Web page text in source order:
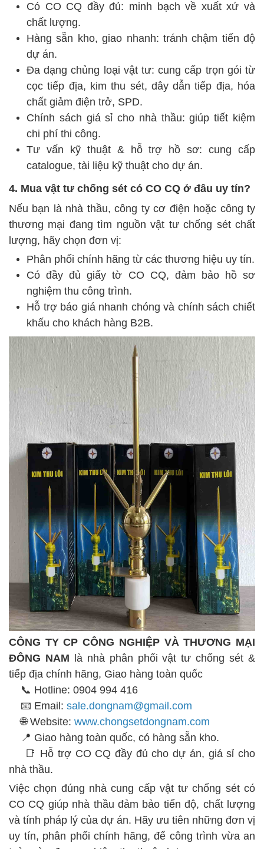
Có CO CQ đầy đủ: minh bạch về xuất xứ và
chất lượng.
Hàng sẵn kho, giao nhanh: tránh chậm tiến độ
dự án.
Đa dạng chủng loại vật tư: cung cấp trọn gói từ
cọc tiếp địa, kim thu sét, dây dẫn tiếp địa, hóa
chất giảm điện trở, SPD.
Chính sách giá sỉ cho nhà thầu: giúp tiết kiệm
chi phí thi công.
Tư vấn kỹ thuật & hỗ trợ hồ sơ: cung cấp
catalogue, tài liệu kỹ thuật cho dự án.
4. Mua vật tư chống sét có CO CQ ở đâu uy tín?
Nếu bạn là nhà thầu, công ty cơ điện hoặc công ty
thương mại đang tìm nguồn vật tư chống sét chất
lượng, hãy chọn đơn vị:
Phân phối chính hãng từ các thương hiệu uy tín.
Có đầy đủ giấy tờ CO CQ, đảm bảo hồ sơ
nghiệm thu công trình.
Hỗ trợ báo giá nhanh chóng và chính sách chiết
khấu cho khách hàng B2B.
CÔNG TY CP CÔNG NGHIỆP VÀ THƯƠNG MẠI
ĐÔNG NAM là nhà phân phối vật tư chống sét &
tiếp địa chính hãng, Giao hàng toàn quốc
📞 Hotline: 0904 994 416
📧 Email: sale.dongnam@gmail.com
🌐 Website: www.chongsetdongnam.com
📍 Giao hàng toàn quốc, có hàng sẵn kho.
📑 Hỗ trợ CO CQ đầy đủ cho dự án, giá sỉ cho
nhà thầu.
Việc chọn đúng nhà cung cấp vật tư chống sét có
CO CQ giúp nhà thầu đảm bảo tiến độ, chất lượng
và tính pháp lý của dự án. Hãy ưu tiên những đơn vị
uy tín, phân phối chính hãng, để công trình vừa an